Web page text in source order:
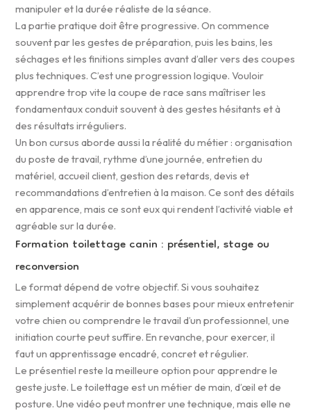
manipuler et la durée réaliste de la séance.
La partie pratique doit être progressive. On commence
souvent par les gestes de préparation, puis les bains, les
séchages et les finitions simples avant d’aller vers des coupes
plus techniques. C’est une progression logique. Vouloir
apprendre trop vite la coupe de race sans maîtriser les
fondamentaux conduit souvent à des gestes hésitants et à
des résultats irréguliers.
Un bon cursus aborde aussi la réalité du métier : organisation
du poste de travail, rythme d’une journée, entretien du
matériel, accueil client, gestion des retards, devis et
recommandations d’entretien à la maison. Ce sont des détails
en apparence, mais ce sont eux qui rendent l’activité viable et
agréable sur la durée.
Formation toilettage canin : présentiel, stage ou
reconversion
Le format dépend de votre objectif. Si vous souhaitez
simplement acquérir de bonnes bases pour mieux entretenir
votre chien ou comprendre le travail d’un professionnel, une
initiation courte peut suffire. En revanche, pour exercer, il
faut un apprentissage encadré, concret et régulier.
Le présentiel reste la meilleure option pour apprendre le
geste juste. Le toilettage est un métier de main, d’œil et de
posture. Une vidéo peut montrer une technique, mais elle ne